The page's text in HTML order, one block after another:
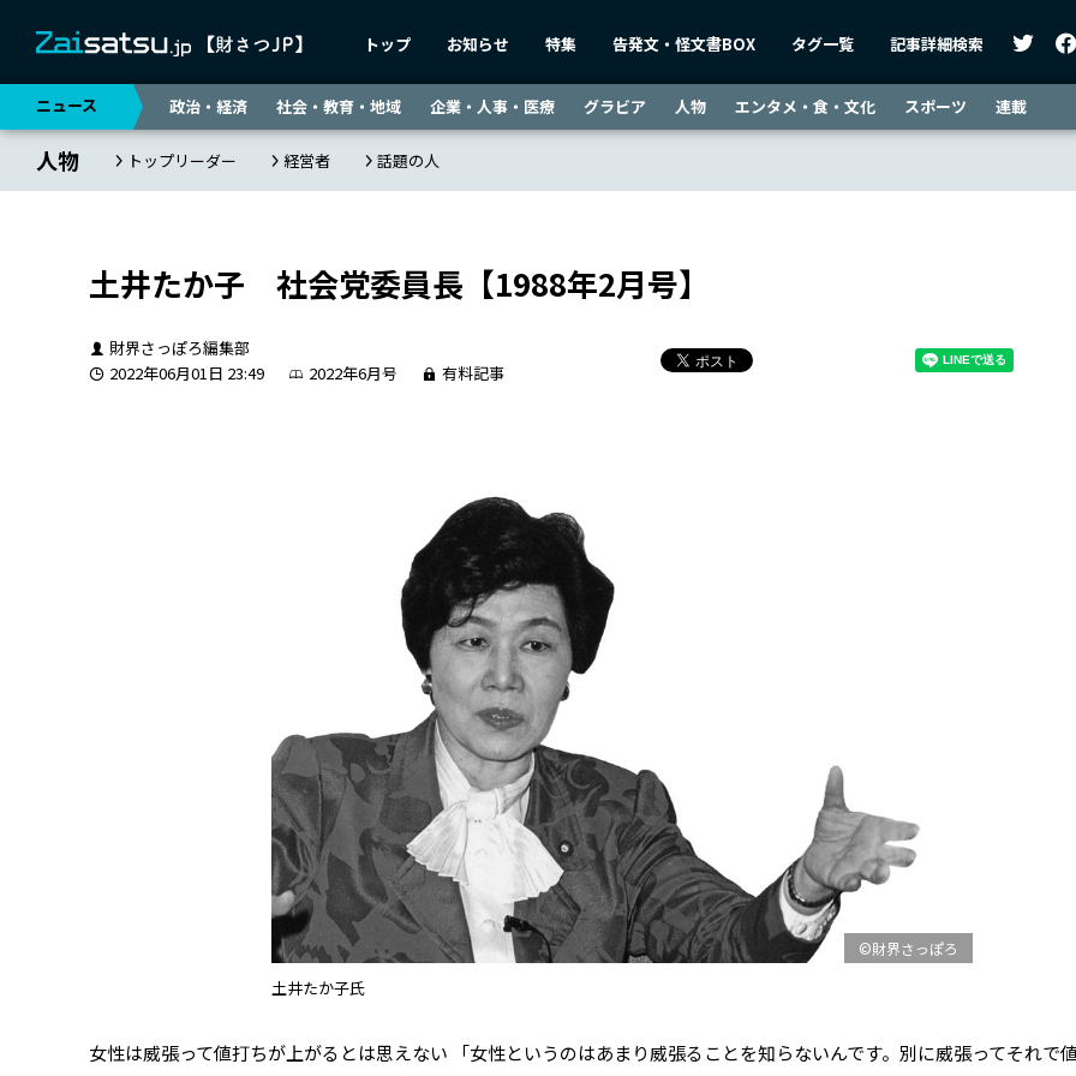
トップ お知らせ 特集 告発文・怪文書BOX タグ一覧 記事詳細検索
ニュース 政治・経済 社会・教育・地域 企業・人事・医療 グラビア 人物 エンタメ・食・文化 スポーツ 連載
人物 トップリーダー 経営者 話題の人
土井たか子 社会党委員長【1988年2月号】
財界さっぽろ編集部
2022年06月01日 23:49
2022年6月号 有料記事
©財界さっぽろ
土井たか子氏
女性は威張って値打ちが上がるとは思えない 「女性というのはあまり威張ることを知らないんです。別に威張ってそれで